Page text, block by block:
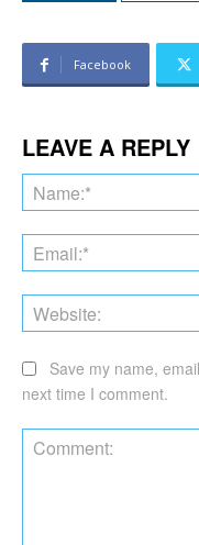
Facebook
LEAVE A REPLY
Save my name,
next time I comment.